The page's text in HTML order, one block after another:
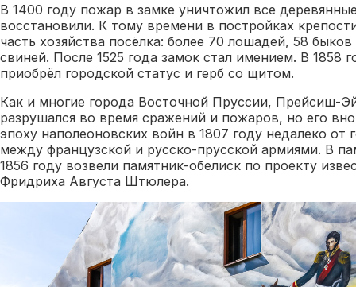
В 1400 году пожар в замке уничтожил все
восстановили. К тому времени в постройках
часть хозяйства посёлка: более 70 лошадей, 58
свиней. После 1525 года замок стал имением. В 1858
приобрёл городской статус и герб со щитом.
Как и многие города Восточной Пруссии, Прейсиш-
разрушался во время сражений и пожаров, но его
эпоху наполеоновских войн в 1807 году недалеко от
между французской и русско-прусской армиями. В
1856 году возвели памятник-обелиск по проекту
Фридриха Августа Штюлера.